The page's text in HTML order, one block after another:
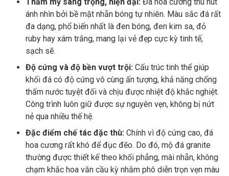
ánh nhìn bởi bề mặt nhẵn bóng tự nhiên. Màu sắc đá rất
đa dạng, phổ biến nhất là đen bóng, đen kim sa, đỏ
ruby hay xám trắng, mang lại vẻ đẹp cực kỳ tinh tế,
sạch sẽ.
Độ cứng và độ bền vượt trội: Cấu trúc tinh thể giúp
khối đá có độ cứng vô cùng ấn tượng, khả năng chống
thấm nước tuyệt đối và chịu được nhiệt độ khắc nghiệt.
Công trình luôn giữ được sự nguyên vẹn, không bị nứt
nẻ qua nhiều thế hệ.
Đặc điểm chế tác đặc thù: Chính vì độ cứng cao, đá
hoa cương rất khó để đục đẽo. Do đó, mộ đá granite
thường được thiết kế theo khối phẳng, mài nhẵn, không
chạm khắc hoa văn cầu kỳ nhằm phô diễn trọn vẹn màu